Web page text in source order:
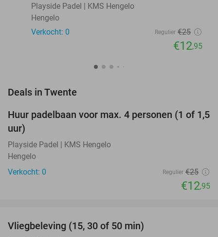
Playside Padel | KMS Hengelo
Hengelo
Verkocht: 0
Regulier €25
€12,95
Deals in Twente
48%
NEW
TODAY
Huur padelbaan voor max. 4 personen (1 of 1,5
uur)
Playside Padel | KMS Hengelo
Hengelo
Verkocht: 0
Regulier €25
€12,95
Vliegbeleving (15, 30 of 50 min)